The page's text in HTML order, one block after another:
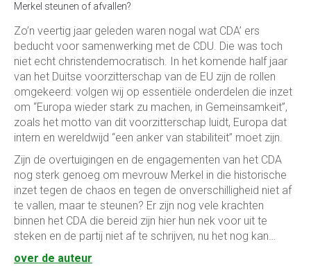
Merkel steunen of afvallen?
Zo’n veertig jaar geleden waren nogal wat CDA’ ers
beducht voor samenwerking met de CDU. Die was toch
niet echt christendemocratisch. In het komende half jaar
van het Duitse voorzitterschap van de EU zijn de rollen
omgekeerd: volgen wij op essentiële onderdelen die inzet
om “Europa wieder stark zu machen, in Gemeinsamkeit”,
zoals het motto van dit voorzitterschap luidt, Europa dat
intern en wereldwijd “een anker van stabiliteit’’ moet zijn.
Zijn de overtuigingen en de engagementen van het CDA
nog sterk genoeg om mevrouw Merkel in die historische
inzet tegen de chaos en tegen de onverschilligheid niet af
te vallen, maar te steunen? Er zijn nog vele krachten
binnen het CDA die bereid zijn hier hun nek voor uit te
steken en de partij niet af te schrijven, nu het nog kan…
over de auteur